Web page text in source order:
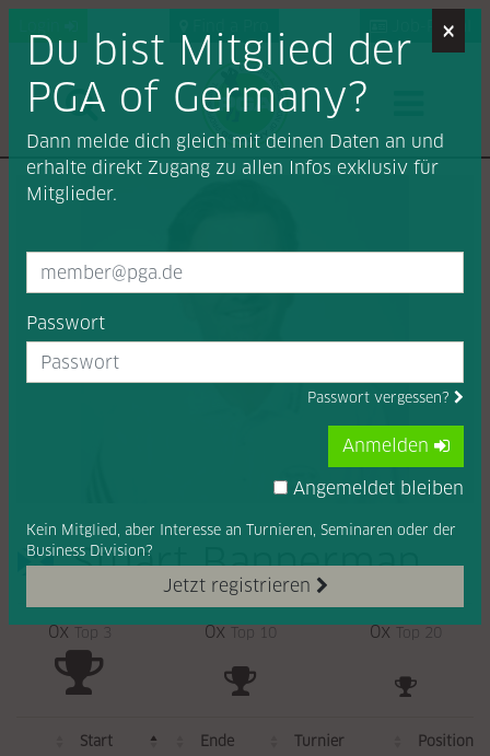
Job-Portal
Stuart Bannerman
0xTop 3 0xTop 10 0xTop 20
Start Ende Turnier Position
×
Du bist Mitglied der
PGA of Germany?
Dann melde dich gleich mit deinen Daten an und
erhalte direkt Zugang zu allen Infos exklusiv für
Mitglieder.
Passwort
Passwort vergessen?
Jetzt registrieren
Kein Mitglied, aber Interesse an Turnieren, Seminaren oder der
Business Division?
Anmelden
Angemeldet bleiben